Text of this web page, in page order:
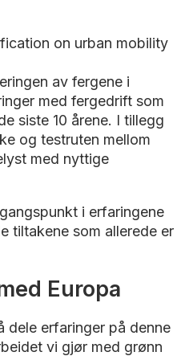
on urban mobility
av fergene i
med fergedrift som
siste 10 årene. I tillegg
og testruten mellom
med nyttige
i erfaringene
tiltakene som allerede er
Europa
dele erfaringer på denne
vi gjør med grønn